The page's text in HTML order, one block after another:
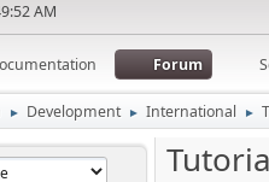
AM
Forum
► Development ► International ►